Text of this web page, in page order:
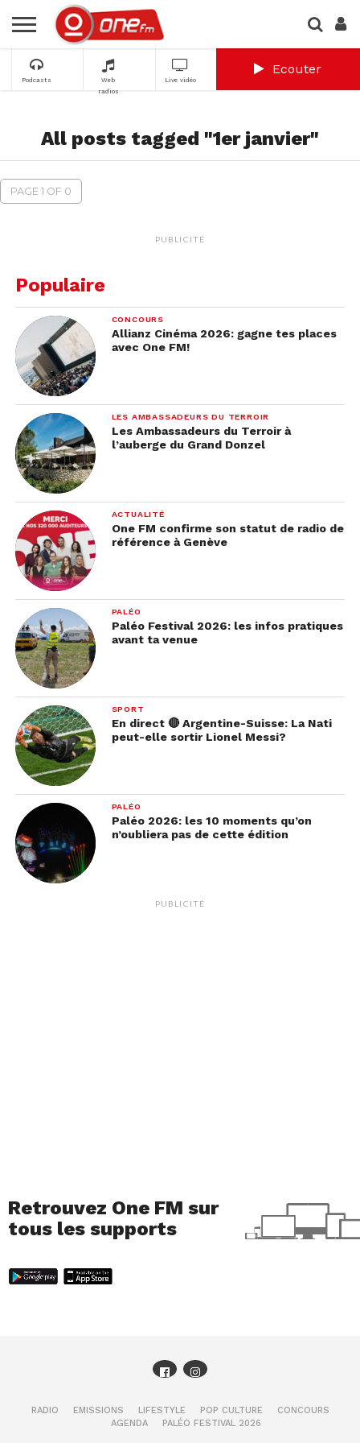
Podcasts
Web
radios
Live vidéo
Ecouter
All posts tagged "1er janvier"
PAGE 1 OF 0
PUBLICITÉ
Populaire
CONCOURS
Allianz Cinéma 2026: gagne tes places
avec One FM!
LES AMBASSADEURS DU TERROIR
Les Ambassadeurs du Terroir à
l’auberge du Grand Donzel
ACTUALITÉ
One FM confirme son statut de radio de
référence à Genève
PALÉO
Paléo Festival 2026: les infos pratiques
avant ta venue
SPORT
En direct 🔴 Argentine-Suisse: La Nati
peut-elle sortir Lionel Messi?
PALÉO
Paléo 2026: les 10 moments qu’on
n’oubliera pas de cette édition
PUBLICITÉ
Retrouvez One FM sur
tous les supports
RADIO EMISSIONS LIFESTYLE POP CULTURE
CONCOURS
AGENDA
PALÉO FESTIVAL 2026